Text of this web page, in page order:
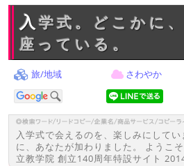
入学式。どこかに、一生の友達が
座っている。
旅/地域 さわやか
入学式で会えるのを、楽しみにして
に、あなたが加わりました。 ようこそ
立教学院 創立140周年特設サイト